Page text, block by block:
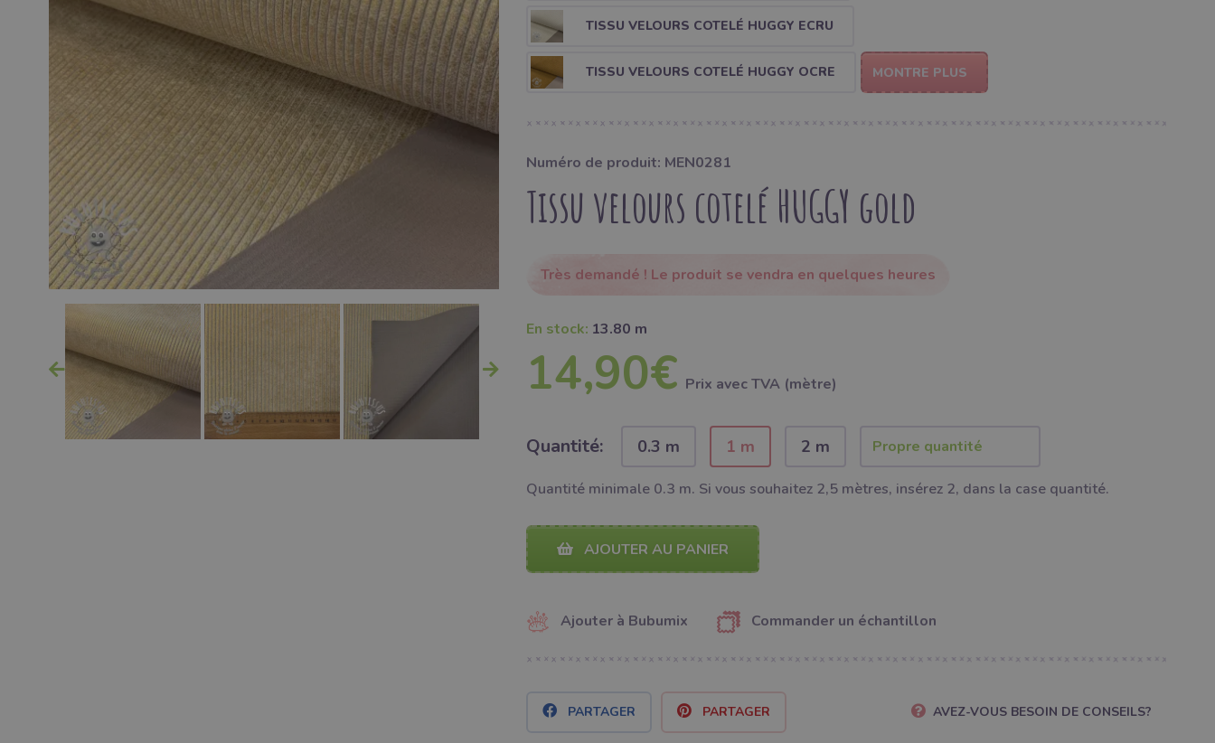
TISSU VELOURS COTELÉ HUGGY ECRU
TISSU VELOURS COTELÉ HUGGY OCRE MONTRE PLUS
Numéro de produit: MEN0281
Tissu velours cotelé HUGGY gold
Très demandé ! Le produit se vendra en quelques heures
En stock: 13.80 m
14,90€ Prix ​​avec TVA (mètre)
Quantité: 0.3 m 1 m 2 m
Quantité minimale 0.3 m. Si vous souhaitez 2,5 mètres, insérez 2, dans la case quantité.
AJOUTER AU PANIER
Ajouter à Bubumix Commander un échantillon
PARTAGER PARTAGER AVEZ-VOUS BESOIN DE CONSEILS?